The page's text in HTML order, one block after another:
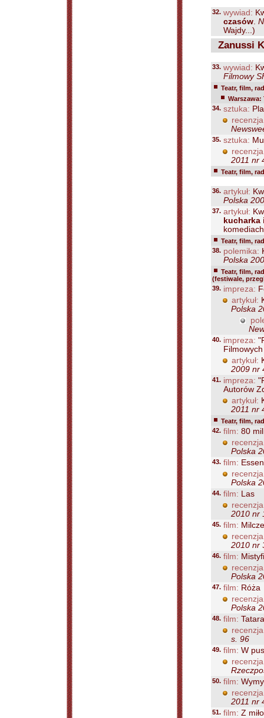
32. wywiad:
czasów.
Wajdy...)
Zanussi
33. wywiad:
Filmowy
Teatr, film,
Warszawa:
34. sztuka:
35. sztuka:
2011 nr
Teatr, film,
36. artykuł:
Polska
37. artykuł:
kucharka
Teatr, film,
38. polemika:
Polska
Teatr, film,
(festiwale,
39. impreza:
artykuł:
Polska
40. impreza:
artykuł:
2009 nr
41. impreza:
Autorów
artykuł:
2011 nr
Teatr, film,
42. film: 80
Polska
43. film:
Polska
44. film: Las
2010 nr
45. film:
2010 nr
46. film:
Polska
47. film: Róża
Polska
48. film:
s. 96
49. film: W
50. film:
2011 nr
51. film: Z